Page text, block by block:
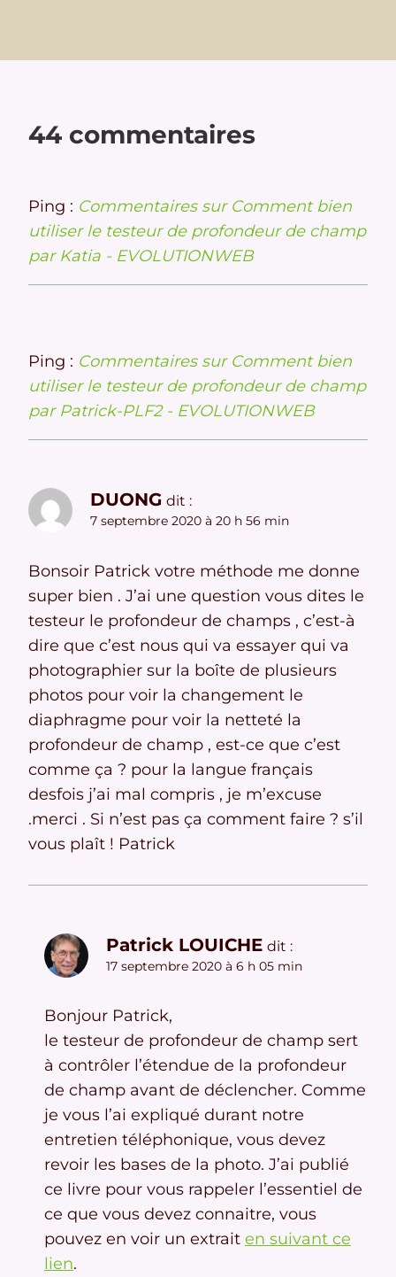
44 commentaires
Ping : Commentaires sur Comment bien
utiliser le testeur de profondeur de champ
par Katia - EVOLUTIONWEB
Ping : Commentaires sur Comment bien
utiliser le testeur de profondeur de champ
par Patrick-PLF2 - EVOLUTIONWEB
DUONG dit :
7 septembre 2020 à 20 h 56 min
Bonsoir Patrick votre méthode me donne
super bien . J’ai une question vous dites le
testeur le profondeur de champs , c’est-à
dire que c’est nous qui va essayer qui va
photographier sur la boîte de plusieurs
photos pour voir la changement le
diaphragme pour voir la netteté la
profondeur de champ , est-ce que c’est
comme ça ? pour la langue français
desfois j’ai mal compris , je m’excuse
.merci . Si n’est pas ça comment faire ? s’il
vous plaît ! Patrick
Patrick LOUICHE dit :
17 septembre 2020 à 6 h 05 min
Bonjour Patrick,
le testeur de profondeur de champ sert
à contrôler l’étendue de la profondeur
de champ avant de déclencher. Comme
je vous l’ai expliqué durant notre
entretien téléphonique, vous devez
revoir les bases de la photo. J’ai publié
ce livre pour vous rappeler l’essentiel de
ce que vous devez connaitre, vous
pouvez en voir un extrait en suivant ce
lien.